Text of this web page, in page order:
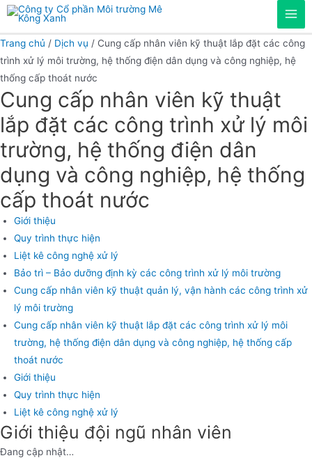
Chuyển
phần
nội
dung
Trang chủ / Dịch vụ / Cung cấp nhân viên kỹ thuật lắp đặt các công
trình xử lý môi trường, hệ thống điện dân dụng và công nghiệp, hệ
thống cấp thoát nước
Cung cấp nhân viên kỹ thuật
lắp đặt các công trình xử lý môi
trường, hệ thống điện dân
dụng và công nghiệp, hệ thống
cấp thoát nước
Giới thiệu
Quy trình thực hiện
Liệt kê công nghệ xử lý
Bảo trì – Bảo dưỡng định kỳ các công trình xử lý môi trường
Cung cấp nhân viên kỹ thuật quản lý, vận hành các công trình xử
lý môi trường
Cung cấp nhân viên kỹ thuật lắp đặt các công trình xử lý môi
trường, hệ thống điện dân dụng và công nghiệp, hệ thống cấp
thoát nước
Giới thiệu
Quy trình thực hiện
Liệt kê công nghệ xử lý
Giới thiệu đội ngũ nhân viên
Đang cập nhật…